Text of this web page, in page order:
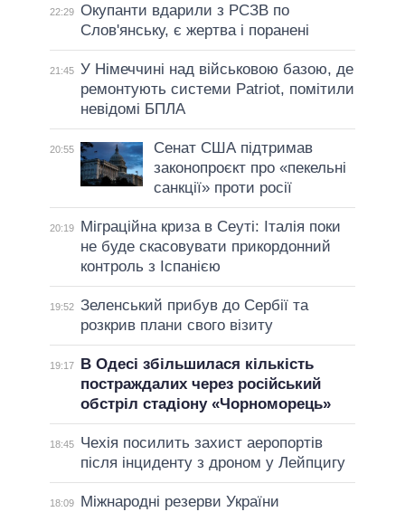
22:29 Окупанти вдарили з РСЗВ по
Слов'янську, є жертва і поранені
21:45 У Німеччині над військовою базою, де
ремонтують системи Patriot, помітили
невідомі БПЛА
20:55
Сенат США підтримав
законопроєкт про «пекельні
санкції» проти росії
20:19
Міграційна криза в Сеуті: Італія поки
не буде скасовувати прикордонний
контроль з Іспанією
19:52 Зеленський прибув до Сербії та
розкрив плани свого візиту
19:17
В Одесі збільшилася кількість
постраждалих через російський
обстріл стадіону «Чорноморець»
18:45
Чехія посилить захист аеропортів
після інциденту з дроном у Лейпцигу
18:09
Міжнародні резерви України